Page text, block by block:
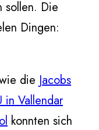
sollen. Die
Dingen:
die Jacobs
in Vallendar
konnten sich